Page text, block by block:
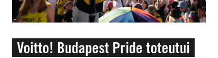
Voitto! Budapest Pride toteutui